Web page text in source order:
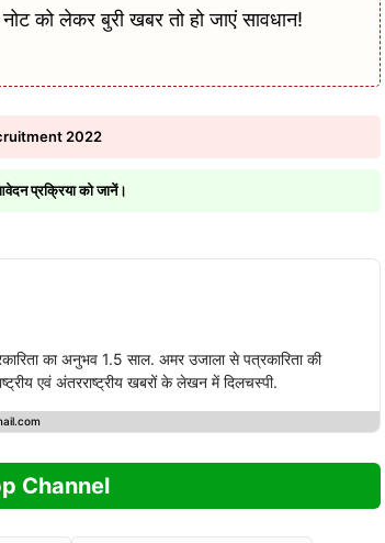
को लेकर बुरी खबर तो हो जाएं सावधान!
2022
प्रक्रिया को जानें।
का अनुभव 1.5 साल. अमर उजाला से पत्रकारिता की
एवं अंतरराष्ट्रीय खबरों के लेखन में दिलचस्पी.
Channel